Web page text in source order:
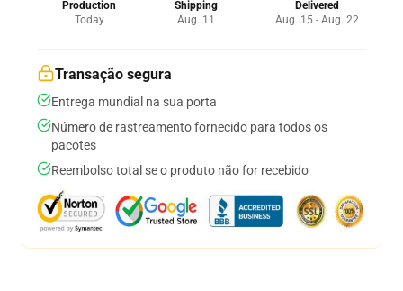
Production
Today
Shipping
Aug. 11
Delivered
Aug. 15 - Aug. 22
Transação segura
Entrega mundial na sua porta
Número de rastreamento fornecido para todos os
pacotes
Reembolso total se o produto não for recebido